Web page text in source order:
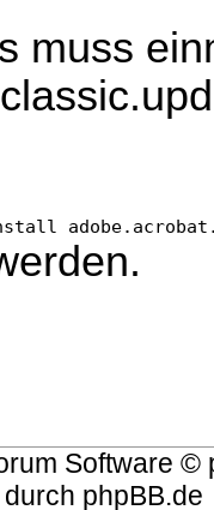
muss
Software ©
phpBB.de